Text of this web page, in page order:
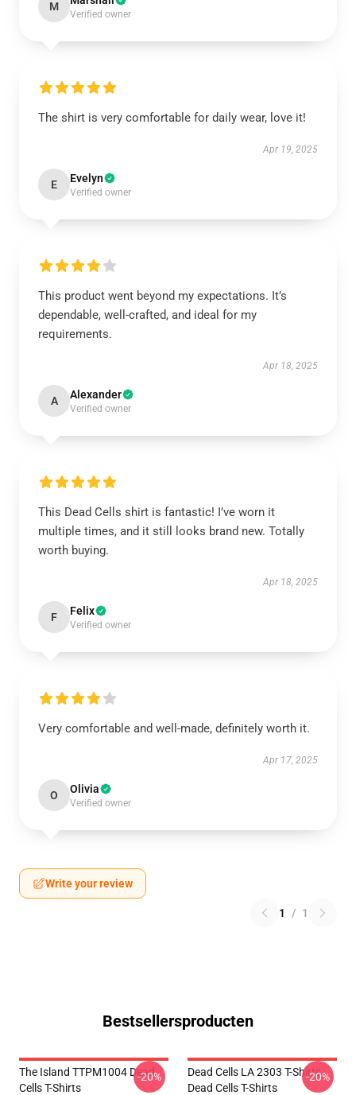
M
Verified owner
The shirt is very comfortable for daily wear, love it!
Apr 19, 2025
E Evelyn
Verified owner
This product went beyond my expectations. It’s
dependable, well-crafted, and ideal for my
requirements.
Apr 18, 2025
A Alexander
Verified owner
This Dead Cells shirt is fantastic! I’ve worn it
multiple times, and it still looks brand new. Totally
worth buying.
Apr 18, 2025
F Felix
Verified owner
Very comfortable and well-made, definitely worth it.
Apr 17, 2025
O Olivia
Verified owner
Write your review
1 / 1
Bestsellersproducten
The Island TTPM1004 Dead
Cells T-Shirts
-20%
Dead Cells LA 2303 T-Shirts
Dead Cells T-Shirts
-20%